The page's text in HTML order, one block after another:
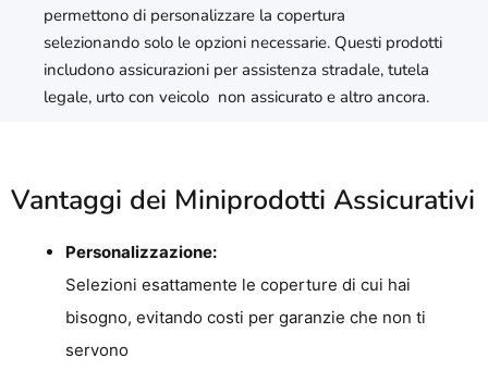
permettono di personalizzare la copertura
selezionando solo le opzioni necessarie. Questi prodotti
includono assicurazioni per assistenza stradale, tutela
legale, urto con veicolo non assicurato e altro ancora.
Vantaggi dei Miniprodotti Assicurativi
Personalizzazione:
Selezioni esattamente le coperture di cui hai
bisogno, evitando costi per garanzie che non ti
servono